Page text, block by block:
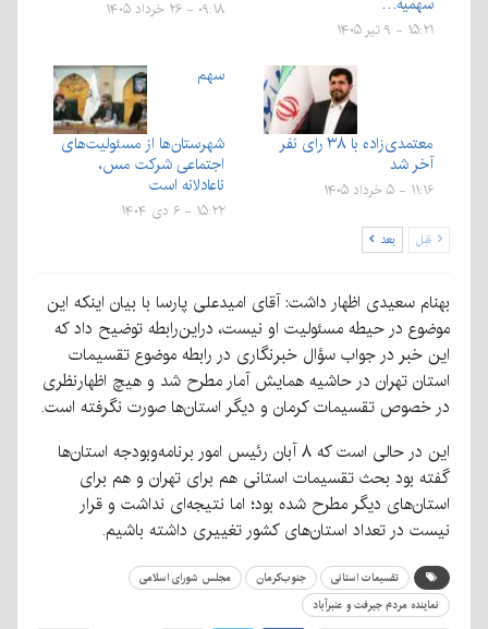
۱۵:۲۱ - ۹ تیر ۱۴۰۵
۰۹:۱۸ - ۲۶ خرداد ۱۴۰۵
معتمدی‌زاده با ۳۸ رای نفر
آخر شد
۱۱:۱۶ - ۵ خرداد ۱۴۰۵
سهم
شهرستان‌ها از مسئولیت‌های
اجتماعی شرکت مس،
ناعادلانه است
۱۵:۲۲ - ۶ دی ۱۴۰۴
قبل بعد
بهنام سعیدی اظهار داشت: آقای امیدعلی پارسا با بیان اینکه این
موضوع در حیطه مسئولیت او نیست، دراین‌رابطه توضیح داد که
این خبر در جواب سؤال خبرنگاری در رابطه موضوع تقسیمات
استان تهران در حاشیه همایش آمار مطرح شد و هیچ اظهارنظری
در خصوص تقسیمات کرمان و دیگر استان‌ها صورت نگرفته است.
این در حالی است که ۸ آبان رئیس امور برنامه‌وبودجه استان‌ها
گفته بود بحث تقسیمات استانی هم برای تهران و هم برای
استان‌های دیگر مطرح شده بود؛ اما نتیجه‌ای نداشت و قرار
نیست در تعداد استان‌های کشور تغییری داشته باشیم.
تقسیمات استانی جنوب‌کرمان
مجلس شورای اسلامی
نماینده مردم جیرفت و عنبرآباد